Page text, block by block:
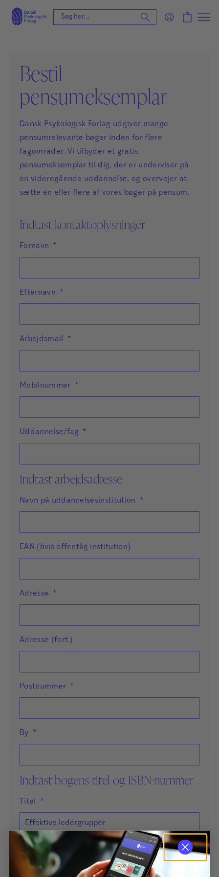
Bestil
pensumeksemplar
Dansk Psykologisk Forlag udgiver mange
pensumrelevante bøger inden for flere
fagområder. Vi tilbyder et gratis
pensumeksemplar til dig, der er underviser på
en videregående uddannelse, og overvejer at
sætte én eller flere af vores bøger på pensum.
Indtast kontaktoplysninger
Fornavn *
Efternavn *
Arbejdsmail *
Mobilnummer *
Uddannelse/fag *
Indtast arbejdsadresse
Navn på uddannelsesinstitution *
EAN (hvis offentlig institution)
Adresse *
Adresse (fort.)
Postnummer *
By *
Indtast bogens titel og ISBN-nummer
Titel *
ISBN-nummer